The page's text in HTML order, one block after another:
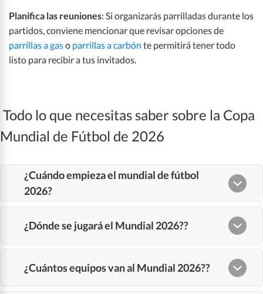
Planifica las reuniones: Si organizarás parrilladas durante los
partidos, conviene mencionar que revisar opciones de
parrillas a gaso parrillas a carbón te permitirá tener todo
listo para recibir a tus invitados.
Todo lo que necesitas saber sobre la Copa
Mundial de Fútbol de 2026